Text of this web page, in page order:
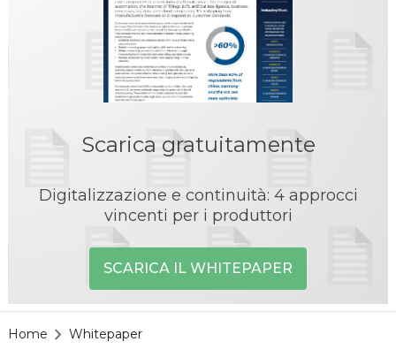
Scarica gratuitamente
Digitalizzazione e continuità: 4 approcci
vincenti per i produttori
SCARICA IL WHITEPAPER
Home Whitepaper